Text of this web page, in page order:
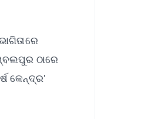
ଠାରେ
କେନ୍ଦ୍ର'